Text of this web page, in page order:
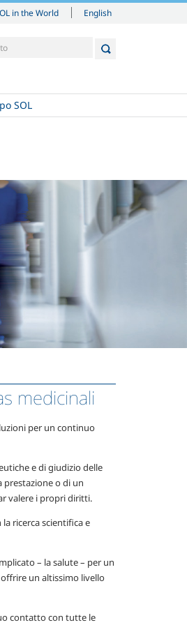
in the World English
SOL
medicinali
per un continuo
e di giudizio delle
prestazione o di un
valere i propri diritti.
ricerca scientifica e
– la salute – per un
un altissimo livello
contatto con tutte le